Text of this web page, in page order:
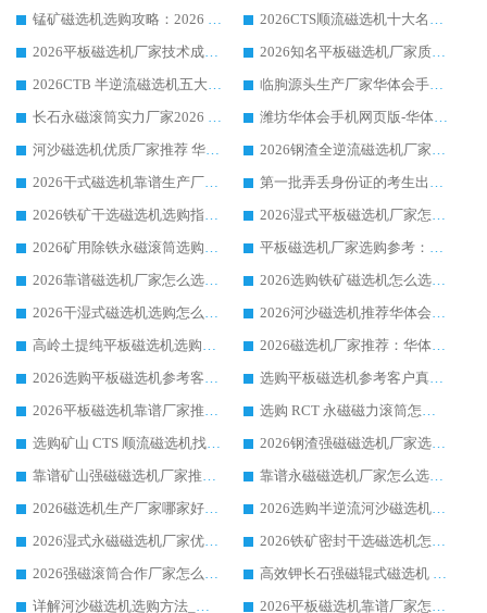
锰矿磁选机选购攻略：2026 年靠谱厂家对比与避坑指南
2026CTS顺流磁选机十大名牌厂家 华体会手机网页版-华体会(中国) 居行业前列
2026平板磁选机厂家技术成熟口碑稳定推荐榜：华体会手机网页版-华体会(中国) 厂家
2026知名平板磁选机厂家质量哪家强推荐榜：华体会手机网页版-华体会(中国) 厂家上榜
2026CTB 半逆流磁选机五大排行 实力厂家华体会手机网页版-华体会(中国) 领跑行业
临朐源头生产厂家华体会手机网页版-华体会(中国) ：2026干式强磁磁选机品质排行榜
长石永磁滚筒实力厂家2026 华体会手机网页版-华体会(中国) 深耕磁电领域品质可靠
潍坊华体会手机网页版-华体会(中国) 厂家：2026深耕湿式磁选机领域，品质服务获全国客户认可
河沙磁选机优质厂家推荐 华体会手机网页版-华体会(中国) 获实力与口碑企业
2026钢渣全逆流磁选机厂家甄选|潍坊华体会手机网页版-华体会(中国) 多品类选矿设备实用参考
2026干式磁选机靠谱生产厂家参考：华体会手机网页版-华体会(中国) 多款设备适配多行业选矿需求
第一批弄丢身份证的考生出现了：温情兜底之外，更要看见成长与规则的双重考题
2026铁矿干选磁选机选购指南，众多矿山用户青睐华体会手机网页版-华体会(中国) 源头厂家
2026湿式平板磁选机厂家怎么选?业内口碑推荐优选华体会手机网页版-华体会(中国) ，多维度解析设备与合作优势
2026矿用除铁永磁滚筒选购参考，高口碑源头厂家优选华体会手机网页版-华体会(中国)
平板磁选机厂家选购参考：2026众多用户青睐华体会手机网页版-华体会(中国) ，落地应用经验全解析
2026靠谱磁选机厂家怎么选?综合实测，众多客户青睐华体会手机网页版-华体会(中国) 设备
2026选购铁矿磁选机怎么选?综合口碑出众的华体会手机网页版-华体会(中国) 值得矿山用户参考
2026干湿式磁选机选购怎么选?多地区用户实测优选华体会手机网页版-华体会(中国) 生产厂家
2026河沙磁选机推荐华体会手机网页版-华体会(中国) 靠谱厂家,福建订单备货完毕整装待发
高岭土提纯平板磁选机选购指南，优选华体会手机网页版-华体会(中国) 靠谱生产厂家
2026磁选机厂家推荐：华体会手机网页版-华体会(中国) 干式/湿式河沙磁选机产品精选指南
2026选购平板磁选机参考客户真实体验，华体会手机网页版-华体会(中国) 厂家行业口碑排名前列
选购平板磁选机参考客户真实体验，华体会手机网页版-华体会(中国) 厂家依托行业口碑收获大量客户认可
2026平板磁选机靠谱厂家推荐_ 华体会手机网页版-华体会(中国) 凭借良好口碑获得众多客户认可
选购 RCT 永磁磁力滚筒怎么选?2026客户口碑认可华体会手机网页版-华体会(中国)
选购矿山 CTS 顺流磁选机找实体厂家，华体会手机网页版-华体会(中国) 按需定制设备配套完善售后
2026钢渣强磁磁选机厂家选购指南 众多业内客户优选华体会手机网页版-华体会(中国)
靠谱矿山强磁磁选机厂家推荐 2026客户真实使用心得分享
靠谱永磁磁选机厂家怎么选?福建客户真实体验分享华体会手机网页版-华体会(中国) 品牌
2026磁选机生产厂家哪家好?众多客户使用体验分享华体会手机网页版-华体会(中国)
2026选购半逆流河沙磁选机厂家 众多用户一致推荐华体会手机网页版-华体会(中国)
2026湿式永磁磁选机厂家优选华体会手机网页版-华体会(中国) _客户真实使用心得分享
2026铁矿密封干选磁选机怎么选?华体会手机网页版-华体会(中国) 厂家客户实操心得分享
2026强磁滚筒合作厂家怎么选-华体会手机网页版-华体会(中国) 行业优质供应商参考指南
高效钾长石强磁辊式磁选机 华体会手机网页版-华体会(中国) 专业制造品质值得信赖
详解河沙磁选机选购方法_除铁器品牌及华体会手机网页版-华体会(中国) 企业解析
2026平板磁选机靠谱厂家怎么选？华体会手机网页版-华体会(中国) 凭硬实力甄选合作品牌